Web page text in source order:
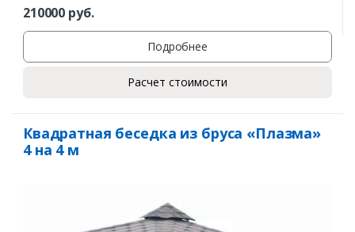
210000 руб.
Подробнее
Расчет стоимости
Квадратная беседка из бруса «Плазма»
4 на 4 м